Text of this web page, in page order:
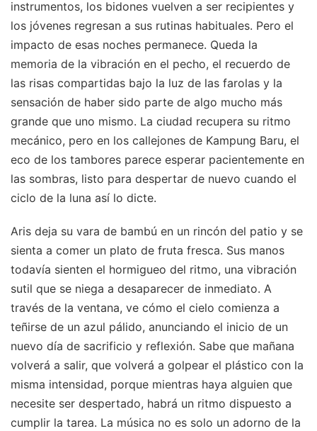
instrumentos, los bidones vuelven a ser recipientes y
los jóvenes regresan a sus rutinas habituales. Pero el
impacto de esas noches permanece. Queda la
memoria de la vibración en el pecho, el recuerdo de
las risas compartidas bajo la luz de las farolas y la
sensación de haber sido parte de algo mucho más
grande que uno mismo. La ciudad recupera su ritmo
mecánico, pero en los callejones de Kampung Baru, el
eco de los tambores parece esperar pacientemente en
las sombras, listo para despertar de nuevo cuando el
ciclo de la luna así lo dicte.
Aris deja su vara de bambú en un rincón del patio y se
sienta a comer un plato de fruta fresca. Sus manos
todavía sienten el hormigueo del ritmo, una vibración
sutil que se niega a desaparecer de inmediato. A
través de la ventana, ve cómo el cielo comienza a
teñirse de un azul pálido, anunciando el inicio de un
nuevo día de sacrificio y reflexión. Sabe que mañana
volverá a salir, que volverá a golpear el plástico con la
misma intensidad, porque mientras haya alguien que
necesite ser despertado, habrá un ritmo dispuesto a
cumplir la tarea. La música no es solo un adorno de la